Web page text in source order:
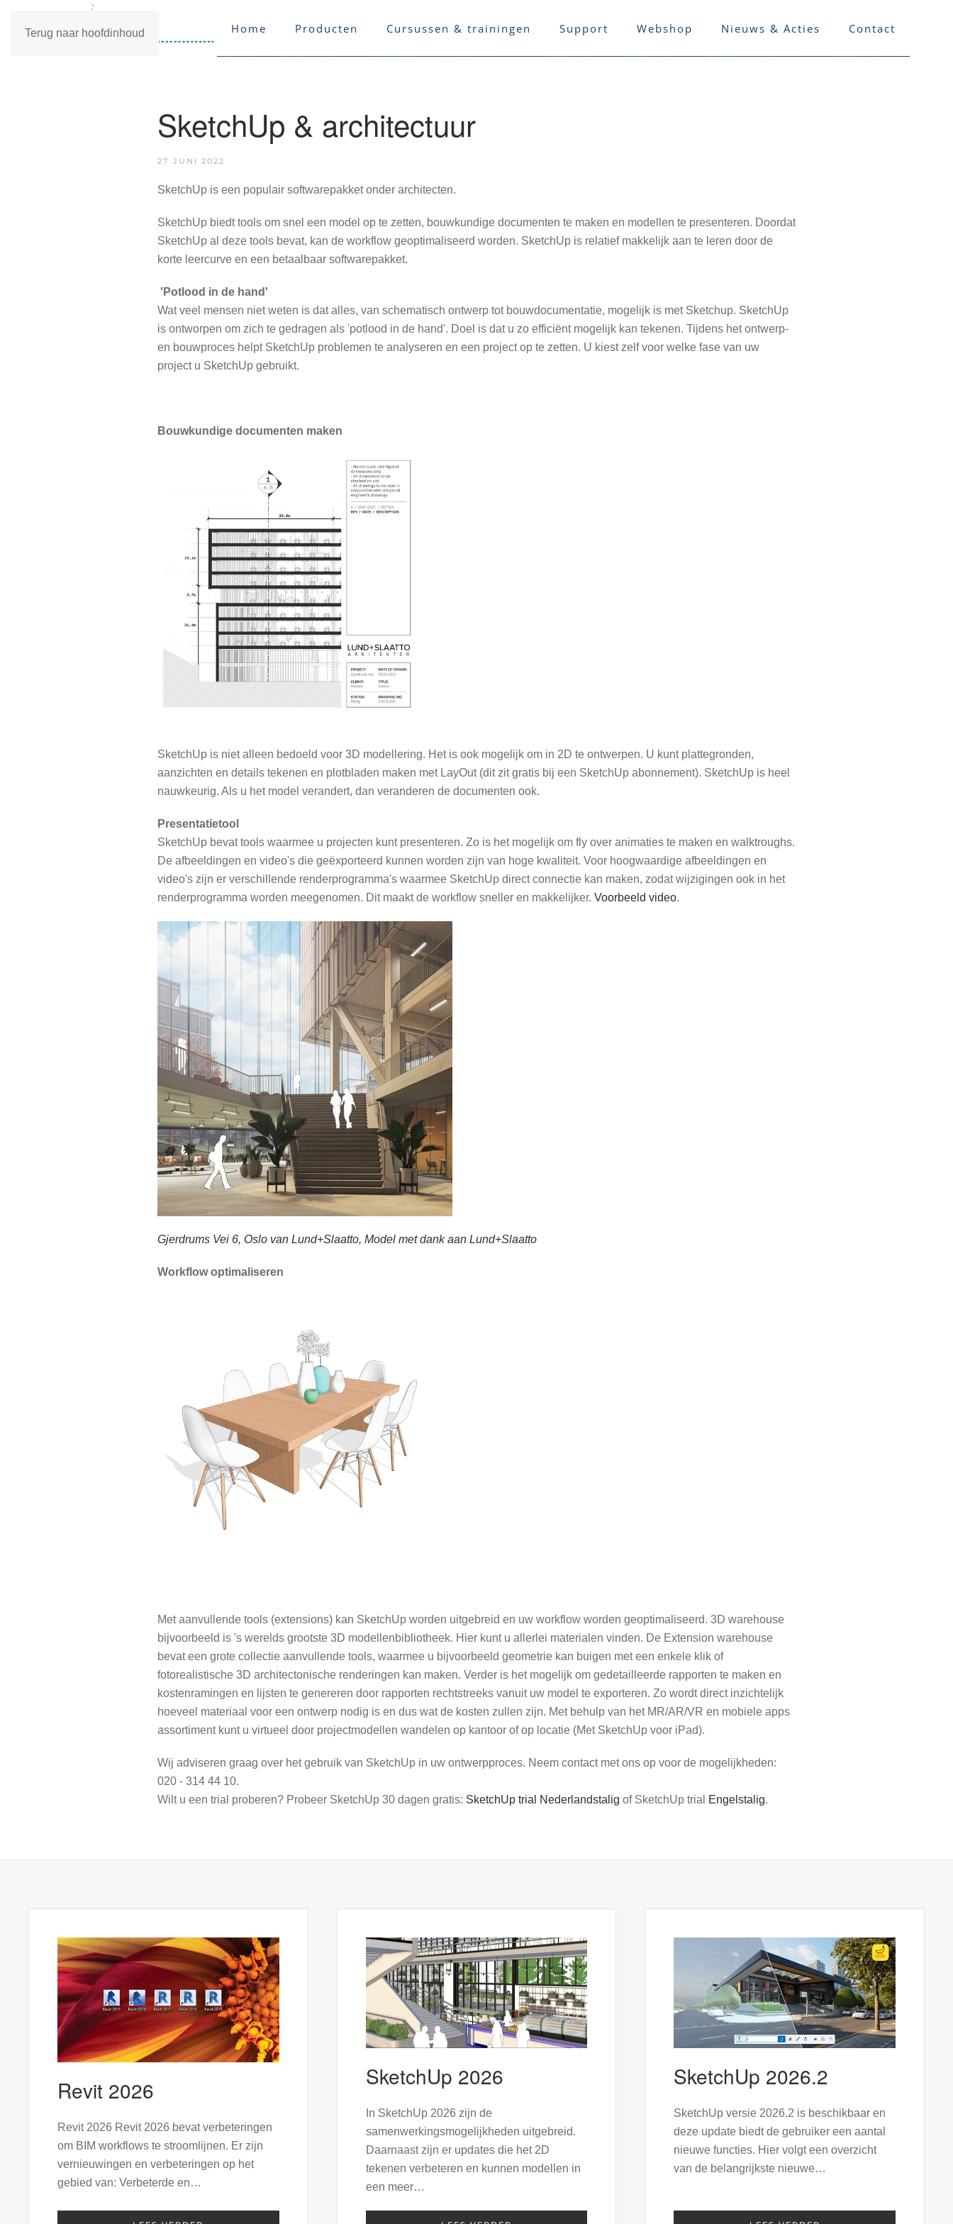
Terug naar hoofdinhoud Home Producten Cursussen & trainingen Support Webshop Nieuws & Acties Contact
SketchUp & architectuur
27 JUNI 2022
SketchUp is een populair softwarepakket onder architecten.
SketchUp biedt tools om snel een model op te zetten, bouwkundige documenten te maken en modellen te presenteren. Doordat
SketchUp al deze tools bevat, kan de workflow geoptimaliseerd worden. SketchUp is relatief makkelijk aan te leren door de
korte leercurve en een betaalbaar softwarepakket.
'Potlood in de hand'
Wat veel mensen niet weten is dat alles, van schematisch ontwerp tot bouwdocumentatie, mogelijk is met Sketchup. SketchUp
is ontworpen om zich te gedragen als 'potlood in de hand'. Doel is dat u zo efficiënt mogelijk kan tekenen. Tijdens het ontwerp-
en bouwproces helpt SketchUp problemen te analyseren en een project op te zetten. U kiest zelf voor welke fase van uw
project u SketchUp gebruikt.
Bouwkundige documenten maken
SketchUp is niet alleen bedoeld voor 3D modellering. Het is ook mogelijk om in 2D te ontwerpen. U kunt plattegronden,
aanzichten en details tekenen en plotbladen maken met LayOut (dit zit gratis bij een SketchUp abonnement). SketchUp is heel
nauwkeurig. Als u het model verandert, dan veranderen de documenten ook.
Presentatietool
SketchUp bevat tools waarmee u projecten kunt presenteren. Zo is het mogelijk om fly over animaties te maken en walktroughs.
De afbeeldingen en video's die geëxporteerd kunnen worden zijn van hoge kwaliteit. Voor hoogwaardige afbeeldingen en
video's zijn er verschillende renderprogramma's waarmee SketchUp direct connectie kan maken, zodat wijzigingen ook in het
renderprogramma worden meegenomen. Dit maakt de workflow sneller en makkelijker. Voorbeeld video.
Gjerdrums Vei 6, Oslo van Lund+Slaatto, Model met dank aan Lund+Slaatto
Workflow optimaliseren
Met aanvullende tools (extensions) kan SketchUp worden uitgebreid en uw workflow worden geoptimaliseerd. 3D warehouse
bijvoorbeeld is 's werelds grootste 3D modellenbibliotheek. Hier kunt u allerlei materialen vinden. De Extension warehouse
bevat een grote collectie aanvullende tools, waarmee u bijvoorbeeld geometrie kan buigen met een enkele klik of
fotorealistische 3D architectonische renderingen kan maken. Verder is het mogelijk om gedetailleerde rapporten te maken en
kostenramingen en lijsten te genereren door rapporten rechtstreeks vanuit uw model te exporteren. Zo wordt direct inzichtelijk
hoeveel materiaal voor een ontwerp nodig is en dus wat de kosten zullen zijn. Met behulp van het MR/AR/VR en mobiele apps
assortiment kunt u virtueel door projectmodellen wandelen op kantoor of op locatie (Met SketchUp voor iPad).
Wij adviseren graag over het gebruik van SketchUp in uw ontwerpproces. Neem contact met ons op voor de mogelijkheden:
020 - 314 44 10.
Wilt u een trial proberen? Probeer SketchUp 30 dagen gratis: SketchUp trial Nederlandstalig of SketchUp trial Engelstalig.
Revit 2026
Revit 2026 Revit 2026 bevat verbeteringen
om BIM workflows te stroomlijnen. Er zijn
vernieuwingen en verbeteringen op het
gebied van: Verbeterde en…
SketchUp 2026
In SketchUp 2026 zijn de
samenwerkingsmogelijkheden uitgebreid.
Daarnaast zijn er updates die het 2D
tekenen verbeteren en kunnen modellen in
een meer…
SketchUp 2026.2
SketchUp versie 2026.2 is beschikbaar en
deze update biedt de gebruiker een aantal
nieuwe functies. Hier volgt een overzicht
van de belangrijkste nieuwe…